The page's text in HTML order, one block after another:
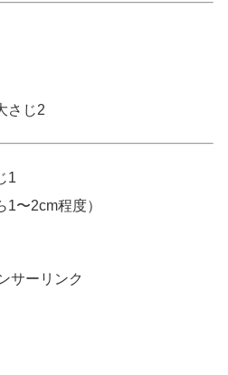
さじ2
1
〜2cm程度）
サーリンク